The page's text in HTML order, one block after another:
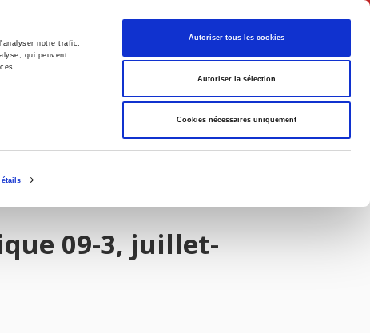
notre trafic.
qui peuvent
Autoriser tous les cookies
Autoriser la sélection
Cookies nécessaires uniquement
Français
09-3, juillet-